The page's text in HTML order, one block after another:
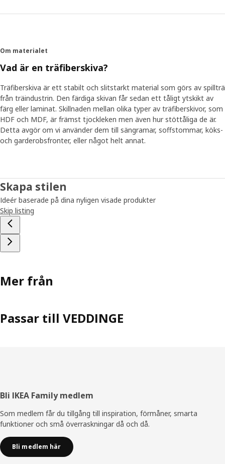
Om materialet
Vad är en träfiberskiva?
Träfiberskiva är ett stabilt och slitstarkt material som görs av spillträ
från träindustrin. Den färdiga skivan får sedan ett tåligt ytskikt av
färg eller laminat. Skillnaden mellan olika typer av träfiberskivor, som
HDF och MDF, är främst tjockleken men även hur stöttåliga de är.
Detta avgör om vi använder dem till sängramar, soffstommar, köks-
och garderobsfronter, eller något helt annat.
Skapa stilen
Ideér baserade på dina nyligen visade produkter
Skip listing
Mer från
Passar till VEDDINGE
Sidfot
Bli IKEA Family medlem
Som medlem får du tillgång till inspiration, förmåner, smarta
funktioner och små överraskningar då och då.
Bli medlem här